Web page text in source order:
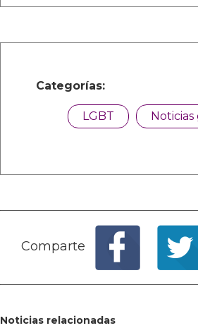
Categorías:
LGBT Noticias
Comparte
Noticias relacionadas